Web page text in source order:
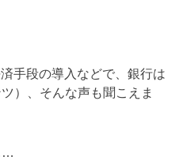
手段の導入などで、銀行は
）、そんな声も聞こえま